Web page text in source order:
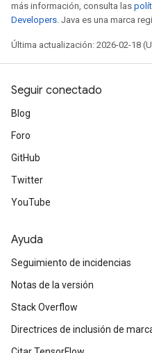
más información, consulta las
Developers. Java es una marca
Última actualización: 2026-02-18
Seguir conectado
Blog
Foro
GitHub
Twitter
YouTube
Ayuda
Seguimiento de incidencias
Notas de la versión
Stack Overflow
Directrices de inclusión de